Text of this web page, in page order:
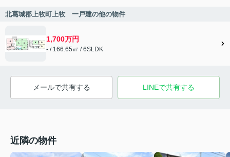
北葛城郡上牧町上牧 一戸建の他の物件
1,700万円
- / 166.65㎡ / 6SLDK
メールで共有する LINEで共有する
近隣の物件